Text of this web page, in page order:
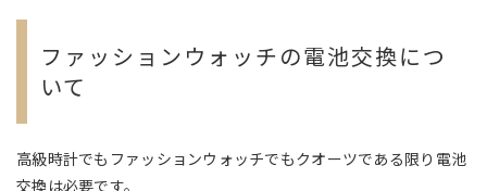
ファッションウォッチの電池交換につ
いて
高級時計でもファッションウォッチでもクオーツである限り電池
交換は必要です。